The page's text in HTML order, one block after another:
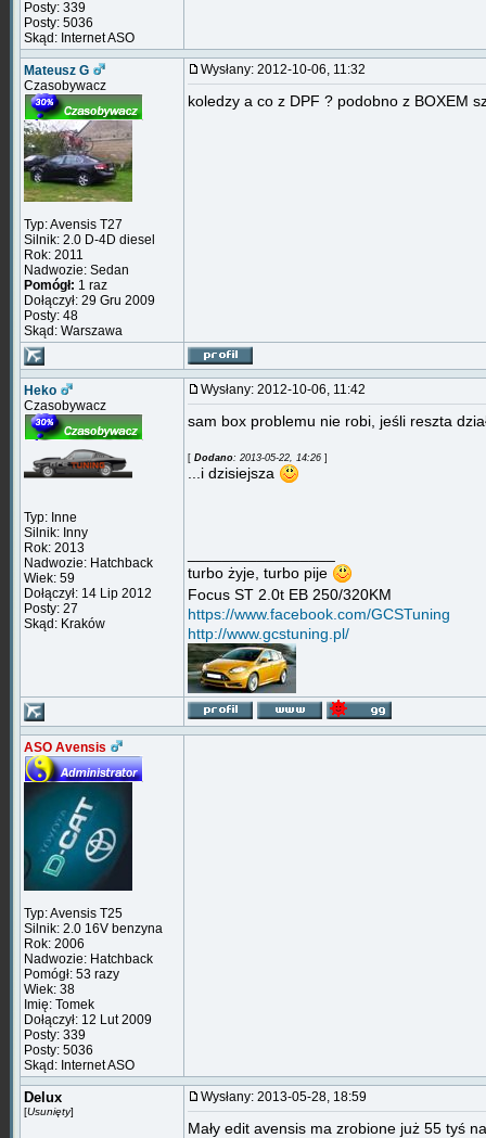
Posty: 339
Posty: 5036
Skąd: Internet ASO
Mateusz G
Czasobywacz
Typ: Avensis T27
Silnik: 2.0 D-4D diesel
Rok: 2011
Nadwozie: Sedan
Pomógł: 1 raz
Dołączył: 29 Gru 2009
Posty: 48
Skąd: Warszawa
Wysłany: 2012-10-06, 11:32
koledzy a co z DPF ? podobno z BOXEM
Heko
Czasobywacz
Typ: Inne
Silnik: Inny
Rok: 2013
Nadwozie: Hatchback
Wiek: 59
Dołączył: 14 Lip 2012
Posty: 27
Skąd: Kraków
Wysłany: 2012-10-06, 11:42
sam box problemu nie robi, jeśli reszta
[ Dodano: 2013-05-22, 14:26 ]
...i dzisiejsza
turbo żyje, turbo pije
Focus ST 2.0t EB 250/320KM
https://www.facebook.com/GCSTuning
http://www.gcstuning.pl/
ASO Avensis
Typ: Avensis T25
Silnik: 2.0 16V benzyna
Rok: 2006
Nadwozie: Hatchback
Pomógł: 53 razy
Wiek: 38
Imię: Tomek
Dołączył: 12 Lut 2009
Posty: 339
Posty: 5036
Skąd: Internet ASO
Delux
[Usunięty]
Wysłany: 2013-05-28, 18:59
Mały edit avensis ma zrobione już 55 tyś